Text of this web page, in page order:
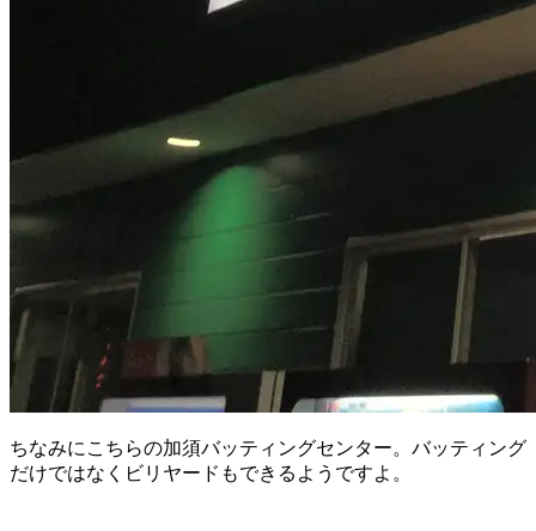
ちなみにこちらの加須バッティングセンター。バッティング
だけではなくビリヤードもできるようですよ。